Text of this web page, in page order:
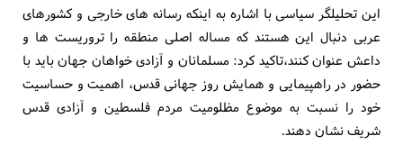
این تحلیلگر سیاسی با اشاره به اینکه رسانه های خارجی و کشورهای
عربی دنبال این هستند که مساله اصلی منطقه را تروریست ها و
داعش عنوان کنند،تاکید کرد: مسلمانان و آزادی خواهان جهان باید با
حضور در راهپیمایی و همایش روز جهانی قدس، اهمیت و حساسیت
خود را نسبت به موضوع مظلومیت مردم فلسطین و آزادی قدس
شریف نشان دهند.